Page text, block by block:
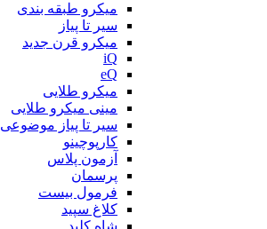
میکرو طبقه بندی
سیر تا پیاز
میکرو قرن جدید
iQ
eQ
میکرو طلایی
مینی میکرو طلایی
سیر تا پیاز موضوعی
کارپوچینو
آزمون پلاس
پرسمان
فرمول بیست
کلاغ سپید